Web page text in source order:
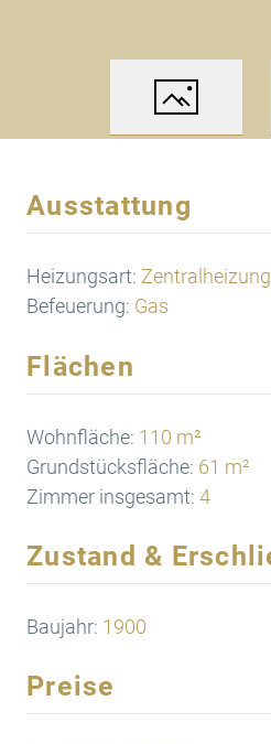
Ausstattung
Heizungsart: Zentralheizung
Befeuerung: Gas
Flächen
Wohnfläche: 110 m²
Grundstücksfläche: 61 m²
Zimmer insgesamt: 4
Zustand &
Baujahr: 1900
Preise